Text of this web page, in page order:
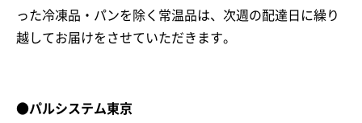
った冷凍品・パンを除く常温品は、次週の配達日に繰り
越してお届けをさせていただきます。
●パルシステム東京